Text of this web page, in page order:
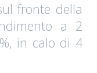
fronte della
a 2
in calo di 4